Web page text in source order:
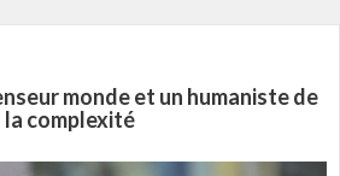
monde et un humaniste de
la complexité